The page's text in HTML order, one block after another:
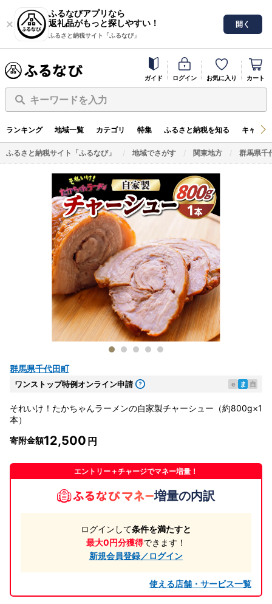
ふるなびアプリなら
返礼品がもっと探しやすい！
ふるさと納税サイト「ふるなび」
開く
ガイド ログイン お気に入り カート
キーワードを入力
ランキング 地域一覧 カテゴリ 特集 ふるさと納税を知る キャン
ふるさと納税サイト「ふるなび」 地域でさがす 関東地方 群馬県千
群馬県千代田町
ワンストップ特例オンライン申請 e ま 自
それいけ！たかちゃんラーメンの自家製チャーシュー（約800g×1
本）
寄附金額12,500
エントリー＋チャージでマネー増量！
増量の内訳
ログインして条件を満たすと
最大0円分獲得できます！
新規会員登録／ログイン
使える店舗・サービス一覧